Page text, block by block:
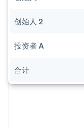
创始人 2
投资者 A
合计